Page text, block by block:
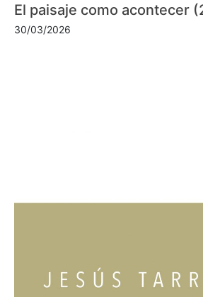
El paisaje como acontecer
30/03/2026